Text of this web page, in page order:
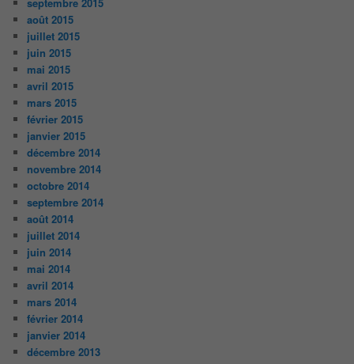
août 2015
juillet 2015
juin 2015
mai 2015
avril 2015
mars 2015
février 2015
janvier 2015
décembre 2014
novembre 2014
octobre 2014
septembre 2014
août 2014
juillet 2014
juin 2014
mai 2014
avril 2014
mars 2014
février 2014
janvier 2014
décembre 2013